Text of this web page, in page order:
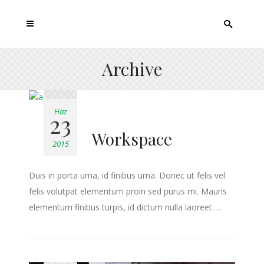
Archive
Haz
23
2015 Workspace
Duis in porta urna, id finibus urna. Donec ut felis vel
felis volutpat elementum proin sed purus mi. Mauris
elementum finibus turpis, id dictum nulla laoreet. ...